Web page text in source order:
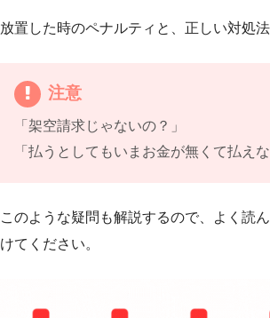
放置した時のペナルティと、正しい対処法
注意
「架空請求じゃないの？」
「払うとしてもいまお金が無くて払えな
このような疑問も解説するので、よく読
けてください。